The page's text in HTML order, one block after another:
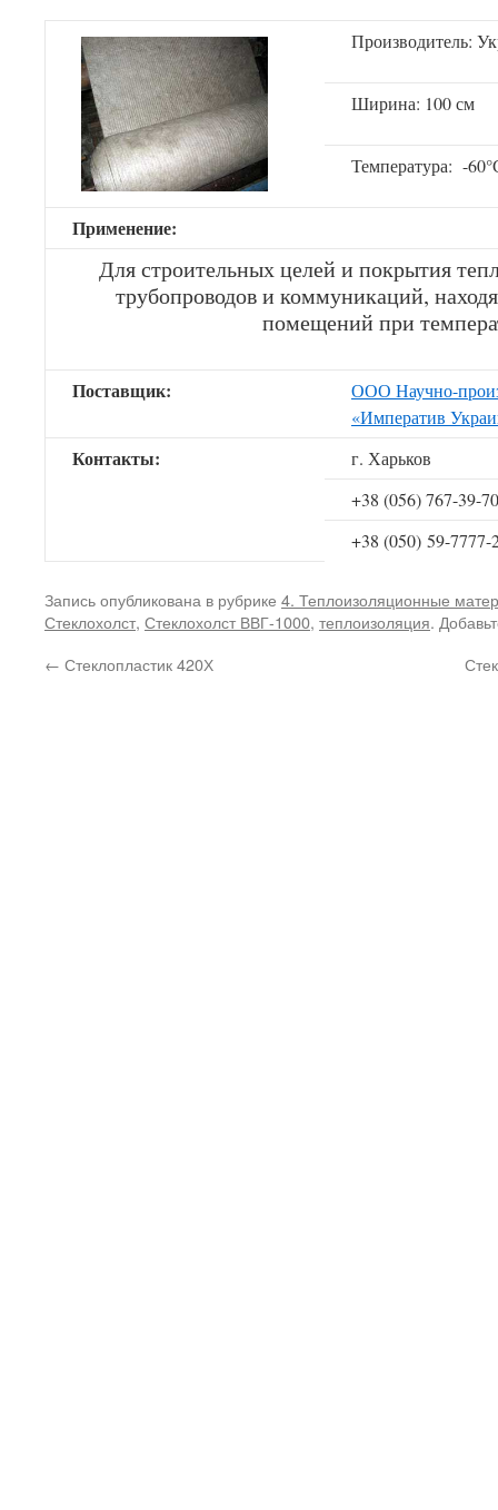
Производитель:
Ширина: 100 см
Температура: -
Применение:
Для строительных целей и покрытия
трубопроводов и коммуникаций,
помещений при
Поставщик:
ООО Научно-
«Императив
Контакты:
г. Харьков
+38 (056) 767-39-70
+38 (050) 59-7777-
Запись опубликована в рубрике 4. Теплоизоляционные
Стеклохолст, Стеклохолст ВВГ-1000, теплоизоляция.
← Стеклопластик 420Х